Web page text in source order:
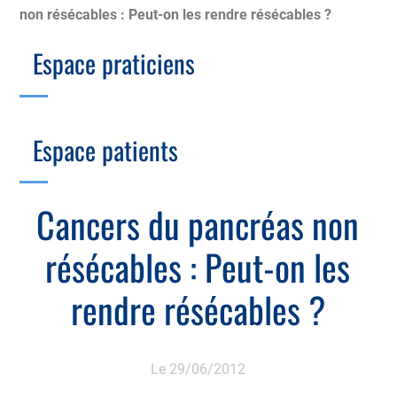
non résécables : Peut-on les rendre résécables ?
Cancers du pancréas non
résécables : Peut-on les
rendre résécables ?
Le 29/06/2012
Espace praticiens
Échographie
Gastro-pédiatrie
Hépatologie
Motricité
Cotation des actes, lien avec les syndicats
Juridique
Plateau technique
Espace patients
Estomac
Nutrition
Pancréas